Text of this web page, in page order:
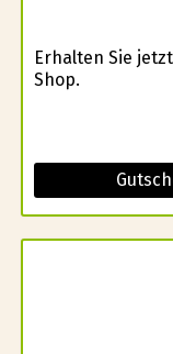
Erhalten Sie
Shop.